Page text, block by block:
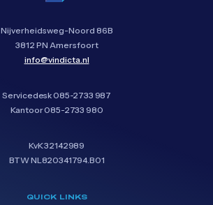
Nijverheidsweg-Noord 86B
3812 PN Amersfoort
info@vindicta.nl
Servicedesk085-2733 987
Kantoor085-2733 980
KvK 32142989
BTW NL820341794.B01
QUICK LINKS